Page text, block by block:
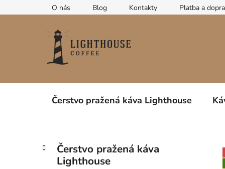
na
O nás Blog Kontakty Platba a
Čerstvo pražená káva Lighthouse
BPreskočiť
kategórie
K
a
Čerstvo pražená káva
Lighthouse